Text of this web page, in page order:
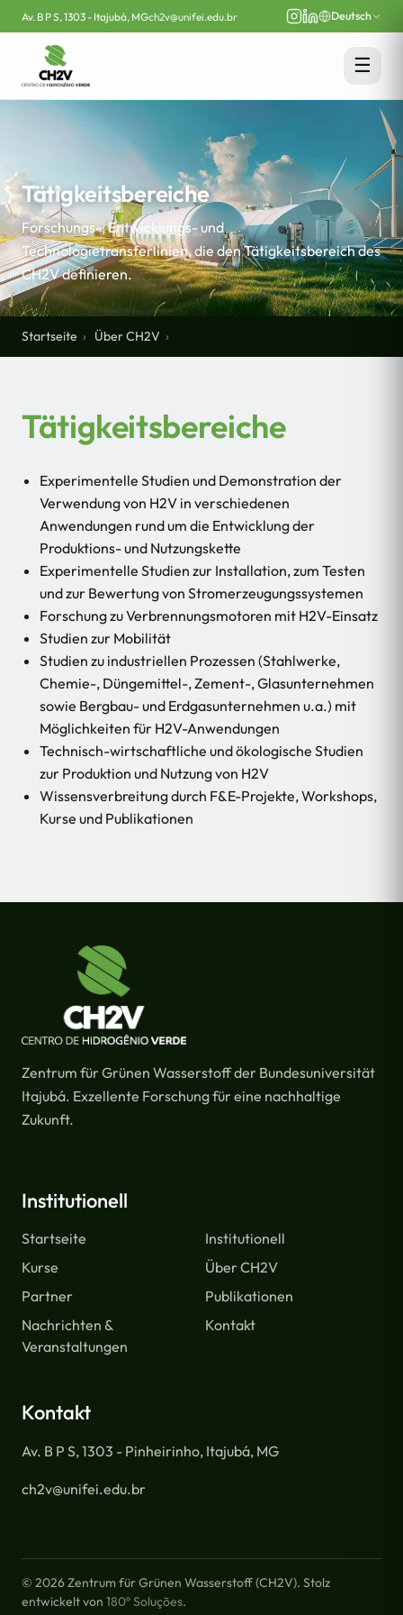
Av. B P S, 1303 - Itajubá, MGch2v@unifei.edu.br Deutsch
☰
Tätigkeitsbereiche
Forschungs-, Entwicklungs- und
Technologietransferlinien, die den Tätigkeitsbereich des
CH2V definieren.
Startseite Über CH2V
Tätigkeitsbereiche
Experimentelle Studien und Demonstration der
Verwendung von H2V in verschiedenen
Anwendungen rund um die Entwicklung der
Produktions- und Nutzungskette
Experimentelle Studien zur Installation, zum Testen
und zur Bewertung von Stromerzeugungssystemen
Forschung zu Verbrennungsmotoren mit H2V-Einsatz
Studien zur Mobilität
Studien zu industriellen Prozessen (Stahlwerke,
Chemie-, Düngemittel-, Zement-, Glasunternehmen
sowie Bergbau- und Erdgasunternehmen u.a.) mit
Möglichkeiten für H2V-Anwendungen
Technisch-wirtschaftliche und ökologische Studien
zur Produktion und Nutzung von H2V
Wissensverbreitung durch F&E-Projekte, Workshops,
Kurse und Publikationen
Zentrum für Grünen Wasserstoff der Bundesuniversität
Itajubá. Exzellente Forschung für eine nachhaltige
Zukunft.
Institutionell
Startseite
Institutionell
Kurse
Über CH2V
Partner
Publikationen
Nachrichten &
Veranstaltungen
Kontakt
Kontakt
Av. B P S, 1303 - Pinheirinho, Itajubá, MG
ch2v@unifei.edu.br
© 2026 Zentrum für Grünen Wasserstoff (CH2V). Stolz
entwickelt von 180º Soluções.